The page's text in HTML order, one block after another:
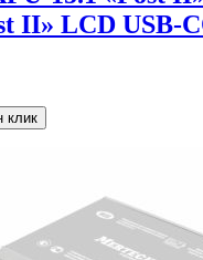
II» LCD USB-
клик